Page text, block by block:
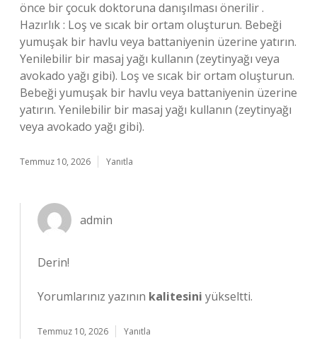
önce bir çocuk doktoruna danışılması önerilir .
Hazırlık : Loş ve sıcak bir ortam oluşturun. Bebeği
yumuşak bir havlu veya battaniyenin üzerine yatırın.
Yenilebilir bir masaj yağı kullanın (zeytinyağı veya
avokado yağı gibi). Loş ve sıcak bir ortam oluşturun.
Bebeği yumuşak bir havlu veya battaniyenin üzerine
yatırın. Yenilebilir bir masaj yağı kullanın (zeytinyağı
veya avokado yağı gibi).
Temmuz 10, 2026 Yanıtla
admin
Derin!
Yorumlarınız yazının kalitesini yükseltti.
Temmuz 10, 2026 Yanıtla